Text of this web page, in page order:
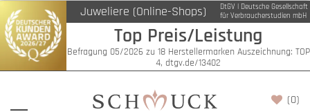
Juweliere (Online-Shops)
DtGV | Deutsche Gesellschaft
für Verbraucherstudien mbH
Top Preis/Leistung
Befragung 05/2026 zu 18 Herstellermarken Auszeichnung: TOP
4, dtgv.de/13402
(0)